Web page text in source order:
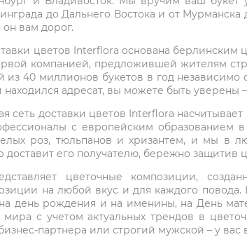
до Дальнего Востока и от
он вам дорог.
цветов Interflora основана
компанией, предложившей жителям
40 миллионов букетов в год
адресат, вы можете быть
сеть доставки цветов Interflora
с европейским образованием
роз, тюльпанов и хризантем, и мы в
доставит его получателю, бережно защитив
цветочные композиции,
на любой вкус и для каждого
день рождения и на именины, на День
с учетом актуальных трендов в
партнера или строгий мужской – у